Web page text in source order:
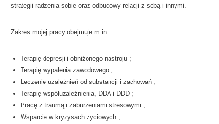
strategii radzenia sobie oraz odbudowy relacji z sobą i innymi.
Zakres mojej pracy obejmuje m.in.:
Terapię depresji i obniżonego nastroju ;
Terapię wypalenia zawodowego ;
Leczenie uzależnień od substancji i zachowań ;
Terapię współuzależnienia, DDA i DDD ;
Pracę z traumą i zaburzeniami stresowymi ;
Wsparcie w kryzysach życiowych ;